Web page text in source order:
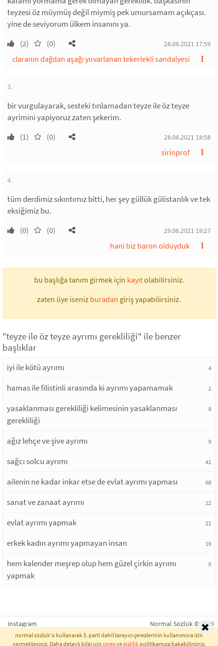
teyzesi öz müymüş değil miymiş pek umursamam açıkçası.
yine de seviyorum ülkem insanını ya.
(2) (0) 28.06.2021 17:59
claranın dağdan aşağı yuvarlanan tekerlekli sandalyesi
3.
bir vurgulayarak, sesteki tınlamadan teyze ile öz teyze
ayrimini yapiyoruz zaten şekerim.
(1) (0) 28.06.2021 18:58
sirinprof
4.
tüm derdimiz sıkıntımız bitti, her şey güllük gülistanlık ve tek
eksiğimiz bu.
(0) (0) 29.06.2021 19:27
hani biz baron olduyduk
bu başlığa tanım girmek için kayıtolabilirsiniz.
zaten üye iseniz buradan giriş yapabilirsiniz.
"teyze ile öz teyze ayrımı gerekliliği" ile benzer
başlıklar
iyi ile kötü ayrımı 4
hamas ile filistinli arasında ki ayrımı yapamamak 2
yasaklanması gerekliliği kelimesinin yasaklanması
gerekliliği
8
ağız lehçe ve şive ayrımı 9
sağcı solcu ayrımı 41
ailenin ne kadar inkar etse de evlat ayrımı yapması 68
sanat ve zanaat ayrımı 12
evlat ayrımı yapmak 21
erkek kadın ayrımı yapmayan insan 19
hem kalender meşrep olup hem güzel çirkin ayrımı
yapmak
5
instagram Normal Sözlük © 2026
normal sözlük'ü kullanarak 3. parti dahil tarayıcı çerezlerinin kullanımına izin
vermektesiniz. Daha detaylı bilgi için çerezvegizlilikpolitikamıza bakabilirsiniz.